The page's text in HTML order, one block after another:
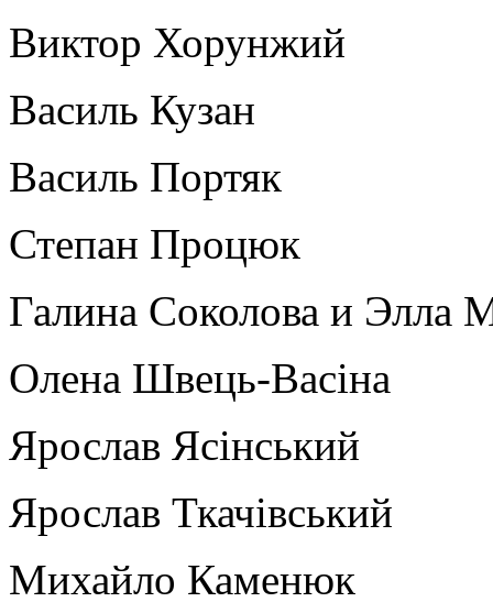
Виктор Хорунжий
Василь Кузан
Василь Портяк
Степан Процюк
Галина Соколова и Элла
Олена Швець-Васіна
Ярослав Ясінський
Ярослав Ткачівський
Михайло Каменюк